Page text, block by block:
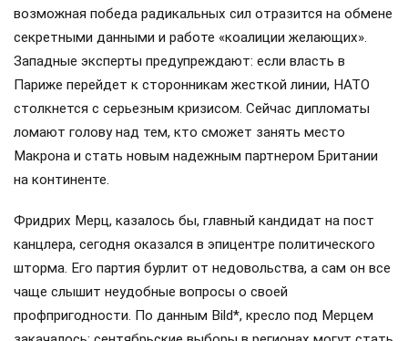
возможная победа радикальных сил отразится на обмене
секретными данными и работе «коалиции желающих».
Западные эксперты предупреждают: если власть в
Париже перейдет к сторонникам жесткой линии, НАТО
столкнется с серьезным кризисом. Сейчас дипломаты
ломают голову над тем, кто сможет занять место
Макрона и стать новым надежным партнером Британии
на континенте.
Фридрих Мерц, казалось бы, главный кандидат на пост
канцлера, сегодня оказался в эпицентре политического
шторма. Его партия бурлит от недовольства, а сам он все
чаще слышит неудобные вопросы о своей
профпригодности. По данным Bild*, кресло под Мерцем